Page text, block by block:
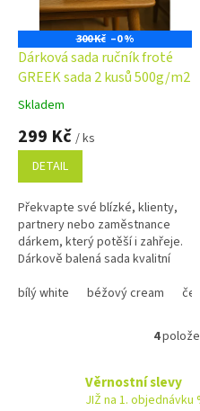
300 Kč –0 %
Dárková sada ručník froté
GREEK sada 2 kusů 500g/m2
Průměrné
hodnocení
produktu
5,0
5
hvězdiček.
Skladem
299 Kč / ks
DETAIL
Překvapte své blízké, klienty,
partnery nebo zaměstnance
dárkem, který potěší i zahřeje.
Dárkově balená sada kvalitní
praktická, ale i stylová....
bílý white béžový cream
4
Věrnostní slevy
JIŽ na 1. objednávku